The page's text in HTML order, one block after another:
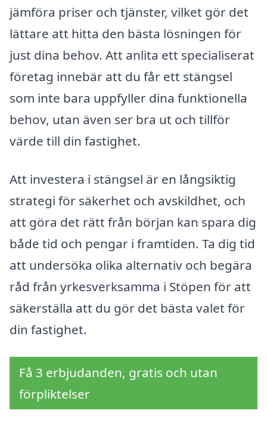
jämföra priser och tjänster, vilket gör det
lättare att hitta den bästa lösningen för
just dina behov. Att anlita ett specialiserat
företag innebär att du får ett stängsel
som inte bara uppfyller dina funktionella
behov, utan även ser bra ut och tillför
värde till din fastighet.
Att investera i stängsel är en långsiktig
strategi för säkerhet och avskildhet, och
att göra det rätt från början kan spara dig
både tid och pengar i framtiden. Ta dig tid
att undersöka olika alternativ och begära
råd från yrkesverksamma i Stöpen för att
säkerställa att du gör det bästa valet för
din fastighet.
Få 3 erbjudanden, gratis och utan
förpliktelser